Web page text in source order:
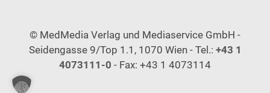
© MedMedia Verlag und Mediaservice GmbH -
Seidengasse 9/Top 1.1, 1070 Wien - Tel.: +43 1
4073111-0 - Fax: +43 1 4073114